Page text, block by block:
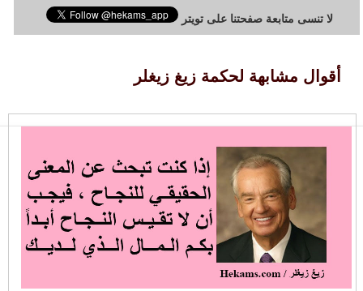
لا تنسى متابعة صفحتنا على تويتر
أقوال مشابهة لحكمة زيغ زيغلر